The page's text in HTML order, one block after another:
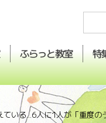
ふらっと教室 特
いる...6人に1人が「重度の